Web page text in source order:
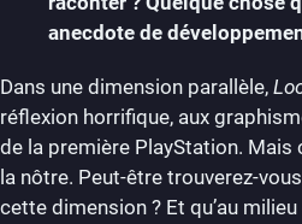
anecdote de
Dans une dimension parallèle,
réflexion horrifique, aux
de la première PlayStation. Mais
la nôtre. Peut-être trouverez-
cette dimension ? Et qu’au milieu